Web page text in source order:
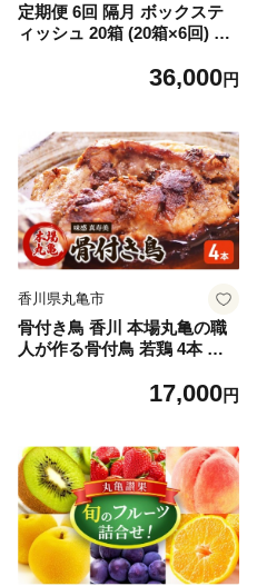
定期便 6回 隔月 ボックステ
ィッシュ 20箱 (20箱×6回) 北
用品 常備品 衛生用品 生活応
援 消耗品 まとめ買い 防災 備
蓄 必需品 生活雑貨 おしゃれ
かわいい
36,000円
香川県丸亀市
骨付き鳥 香川 本場丸亀の職
人が作る骨付鳥 若鶏 4本 セ
肉 肉 鶏肉 鶏 モモ肉 骨付鳥
鳥
17,000円